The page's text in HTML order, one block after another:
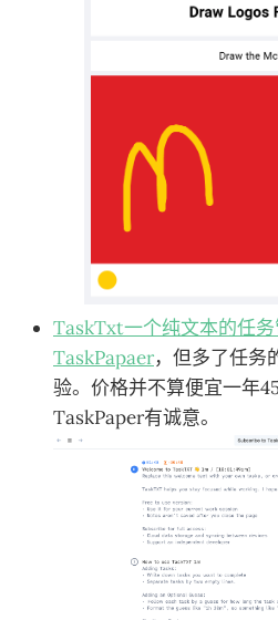
TaskTxt一个纯文本的任
TaskPapaer，但多了任务
验。价格并不算便宜一年
TaskPaper有诚意。